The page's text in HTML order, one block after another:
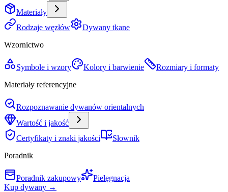
Materiały
Rodzaje węzłów
Dywany tkane
Wzornictwo
Symbole i wzory Kolory i barwienie
Rozmiary i formaty
Materiały referencyjne
Rozpoznawanie dywanów orientalnych
Wartość i jakość
Certyfikaty i znaki jakości
Słownik
Poradnik
Poradnik zakupowy
Pielęgnacja
Kup dywany →